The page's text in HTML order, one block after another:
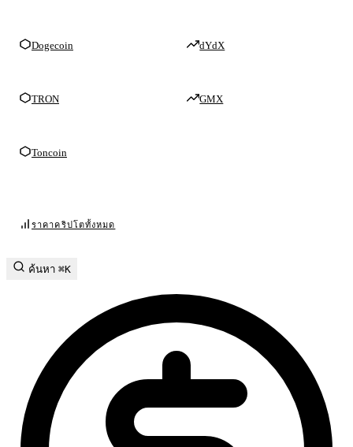
Dogecoin
TRON
Toncoin
dYdX
GMX
ราคาคริปโตทั้งหมด
ค้นหา ⌘K